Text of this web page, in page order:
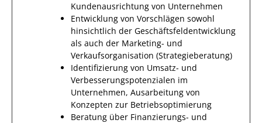
Kundenausrichtung von Unternehmen
Entwicklung von Vorschlägen sowohl
hinsichtlich der Geschäftsfeldentwicklung
als auch der Marketing- und
Verkaufsorganisation (Strategieberatung)
Identifizierung von Umsatz- und
Verbesserungspotenzialen im
Unternehmen, Ausarbeitung von
Konzepten zur Betriebsoptimierung
Beratung über Finanzierungs- und